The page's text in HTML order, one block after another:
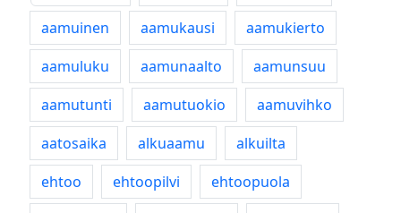
aamuinen
aamukausi
aamukierto
aamuluku
aamunaalto
aamunsuu
aamutunti
aamutuokio
aamuvihko
aatosaika
alkuaamu
alkuilta
ehtoo
ehtoopilvi
ehtoopuola